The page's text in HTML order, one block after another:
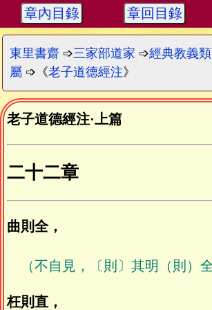
章內目錄 章回目錄
東里書齋 ➩三家部道家 ➩經典教義類
屬 ➩《老子道德經注》
老子道德經注·上篇
二十二章
曲則全，
（不自見，〔則〕其明（則）
枉則直，